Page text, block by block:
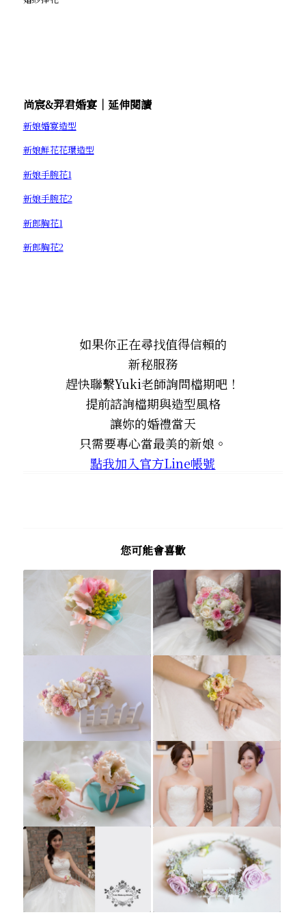
尚宸&羿君婚宴│延伸閱讀
新娘婚宴造型
新娘鮮花花環造型
新娘手腕花1
新娘手腕花2
新郎胸花1
新郎胸花2
如果你正在尋找值得信賴的
新秘服務
趕快聯繫Yuki老師詢問檔期吧！
提前諮詢檔期與造型風格
讓妳的婚禮當天
只需要專心當最美的新娘。
點我加入官方Line帳號
您可能會喜歡